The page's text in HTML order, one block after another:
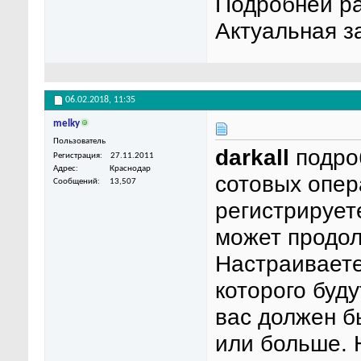
Актуальная
06.02.2018, 11:35
melky
Пользователь
Регистрация
27.11.2011
Адрес
Краснодар
Сообщений
13,507
darkall
сотовых
может
которого
вас должен
или больше.